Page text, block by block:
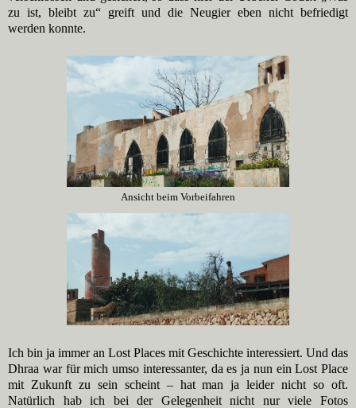
zu ist, bleibt zu“ greift und die Neugier eben nicht befriedigt
werden konnte.
Ansicht beim Vorbeifahren
Ich bin ja immer an Lost Places mit Geschichte interessiert. Und das
Dhraa war für mich umso interessanter, da es ja nun ein Lost Place
mit Zukunft zu sein scheint – hat man ja leider nicht so oft.
Natürlich hab ich bei der Gelegenheit nicht nur viele Fotos